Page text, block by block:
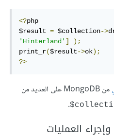
<?php
$result = $collection->
'Hinterland' ]
);
print_r($result->ok);
?>
من MongoDB على العديد من
.